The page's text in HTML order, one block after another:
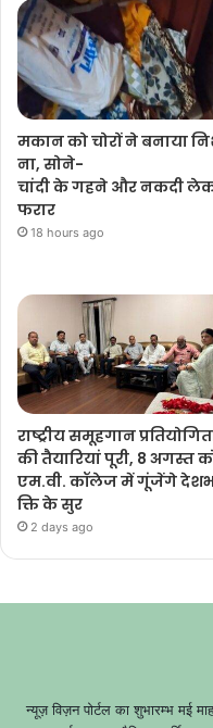
मकान को चोरों ने बनाया
ना, सोने-
चांदी के गहने और नकदी
फरार
18 hours ago
राष्ट्रीय समूहगान
की तैयारियां पूरी, 8 अगस्त
एम.वी. कॉलेज में गूंजेंगे
क्ति के सुर
2 days ago
न्यूज़ विज़न पोर्टल का शुभारम्भ मई